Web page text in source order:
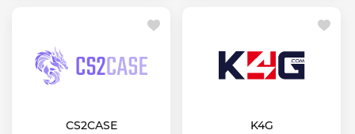
CS2CASE K4G